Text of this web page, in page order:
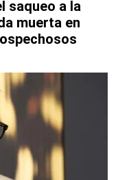
saqueo a la
muerta en